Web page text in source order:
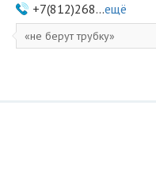
+7(812)268...ещё
не берут трубку